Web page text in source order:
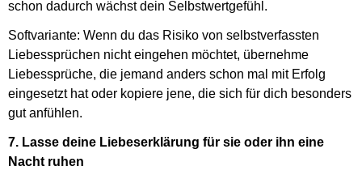
schon dadurch wächst dein Selbstwertgefühl.
Softvariante: Wenn du das Risiko von selbstverfassten
Liebessprüchen nicht eingehen möchtet, übernehme
Liebessprüche, die jemand anders schon mal mit Erfolg
eingesetzt hat oder kopiere jene, die sich für dich besonders
gut anfühlen.
7. Lasse deine Liebeserklärung für sie oder ihn eine
Nacht ruhen